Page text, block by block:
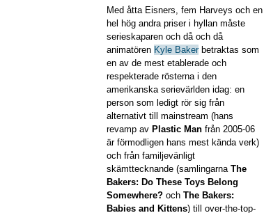
Med åtta Eisners, fem Harveys och en
hel hög andra priser i hyllan måste
serieskaparen och då och då
animatören Kyle Bakerbetraktas som
en av de mest etablerade och
respekterade rösterna i den
amerikanska serievärlden idag: en
person som ledigt rör sig från
alternativt till mainstream (hans
revamp av Plastic Man från 2005-06
är förmodligen hans mest kända verk)
och från familjevänligt
skämttecknande (samlingarna The
Bakers: Do These Toys Belong
Somewhere? och The Bakers:
Babies and Kittens) till over-the-top-